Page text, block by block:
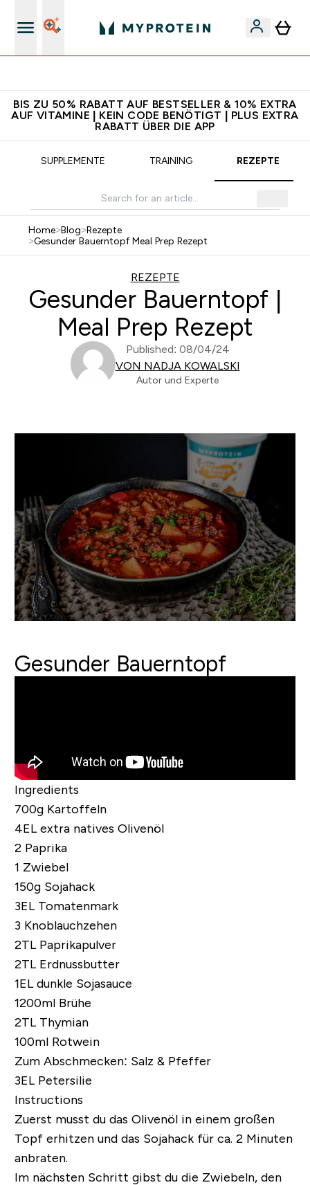
BIS ZU 50% RABATT AUF BESTSELLER & 10% EXTRA
AUF VITAMINE | KEIN CODE BENÖTIGT | PLUS EXTRA
RABATT ÜBER DIE APP
SUPPLEMENTE TRAINING REZEPTE
Home>Blog>Rezepte
>Gesunder Bauerntopf Meal Prep Rezept
REZEPTE
Gesunder Bauerntopf |
Meal Prep Rezept
Published: 08/04/24
VON NADJA KOWALSKI
Autor und Experte
Gesunder Bauerntopf
Ingredients
700g Kartoffeln
4EL extra natives Olivenöl
2 Paprika
1 Zwiebel
150g Sojahack
3EL Tomatenmark
3 Knoblauchzehen
2TL Paprikapulver
2TLErdnussbutter
1EL dunkle Sojasauce
1200ml Brühe
2TL Thymian
100ml Rotwein
Zum Abschmecken: Salz & Pfeffer
3EL Petersilie
Instructions
Zuerst musst du das Olivenöl in einem großen
Topf erhitzen und das Sojahack für ca. 2 Minuten
anbraten.
Im nächsten Schritt gibst du die Zwiebeln, den